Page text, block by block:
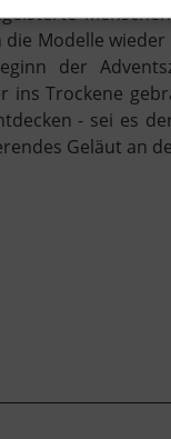
Modelle
der
ins Trockene
- sei es
Geläut an